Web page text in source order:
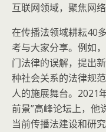
互联网领域，聚焦网
在传播法领域耕耘40
考与大家分享。例如
门法律的误解，提出
种社会关系的法律规
人的施展舞台。2021
前景”高峰论坛上，他
当前传播法建设和研